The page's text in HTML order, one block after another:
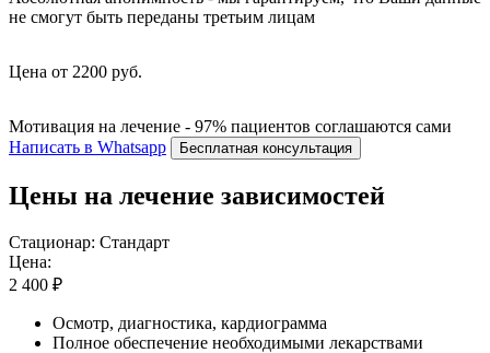
не смогут быть переданы третьим лицам
Цена от 2200 руб.
Мотивация на лечение - 97% пациентов соглашаются сами
Написать в Whatsapp
Бесплатная консультация
Цены на лечение зависимостей
Стационар: Стандарт
Цена:
2 400 ₽
Осмотр, диагностика, кардиограмма
Полное обеспечение необходимыми лекарствами